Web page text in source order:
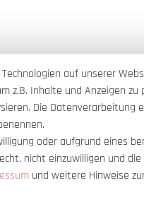
und
auf unserer
z.B. Inhalte und Anzeigen
Die
oder aufgrund eines
nicht einzuwilligen und
und weitere Hinweise